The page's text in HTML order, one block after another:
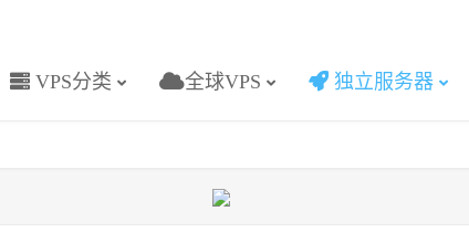
VPS分类 全球VPS 独立服务器